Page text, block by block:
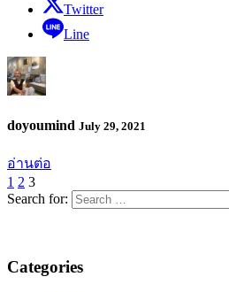
Twitter
Line
doyoumind July 29, 2021
อ่านต่อ
1 2 3
Search for:
Categories